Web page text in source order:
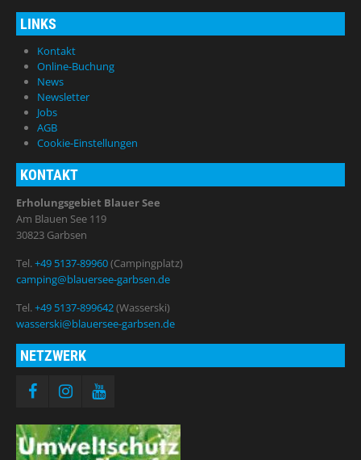
LINKS
Kontakt
Online-Buchung
News
Newsletter
Jobs
AGB
Cookie-Einstellungen
KONTAKT
Erholungsgebiet Blauer See
Am Blauen See 119
30823 Garbsen
Tel.+49 5137-89960(Campingplatz)
camping@blauersee-garbsen.de
Tel.+49 5137-899642(Wasserski)
wasserski@blauersee-garbsen.de
NETZWERK